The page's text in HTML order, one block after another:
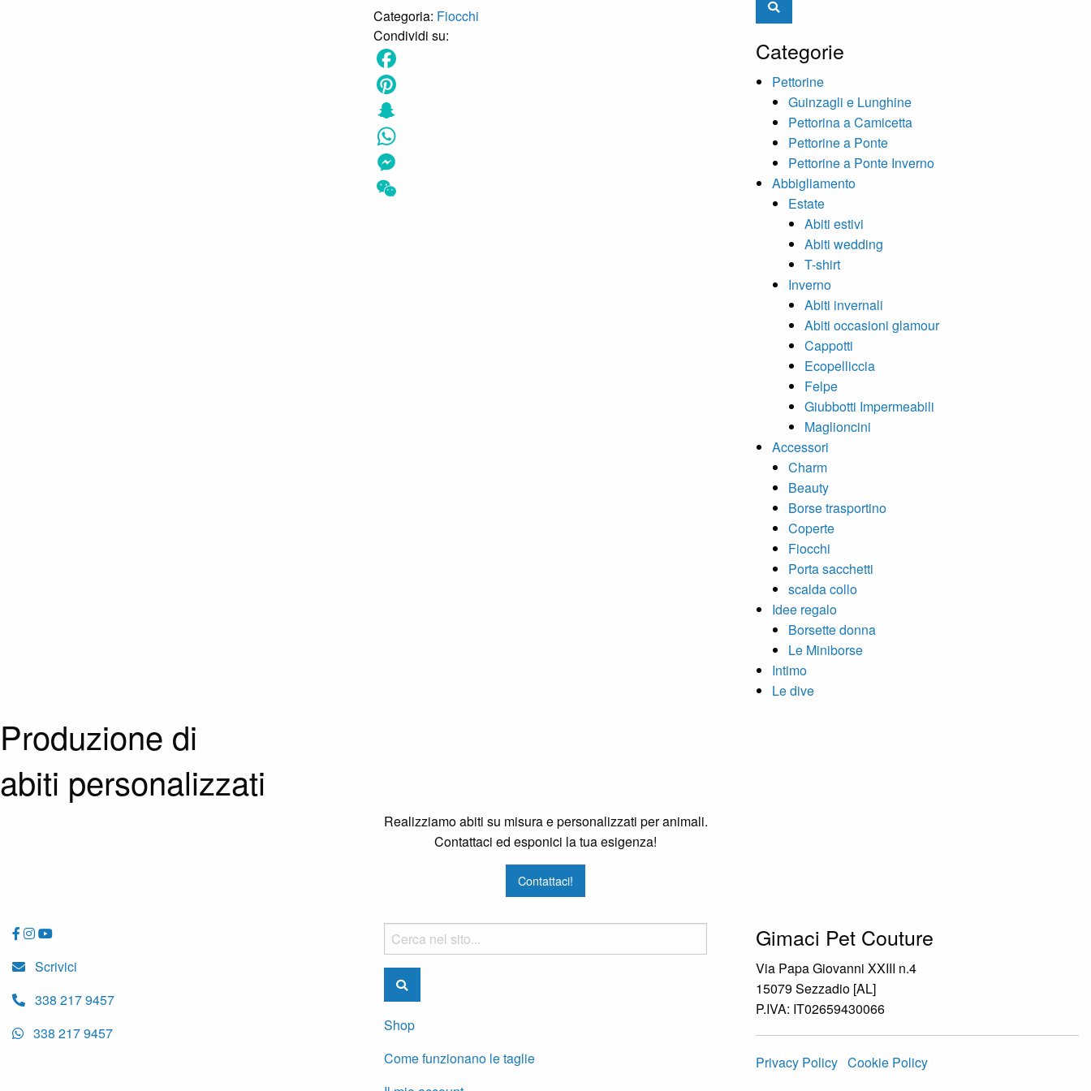
Categoria: Fiocchi
Condividi su:
Facebook
Pinterest
Snapchat
WhatsApp
Messenger
Categorie
Pettorine
Guinzagli e Lunghine
Pettorina a Camicetta
Pettorine a Ponte
Pettorine a Ponte Inverno
Abbigliamento
Estate
Abiti estivi
Abiti wedding
T-shirt
Inverno
Abiti invernali
Abiti occasioni glamour
Cappotti
Ecopelliccia
Felpe
Giubbotti Impermeabili
Maglioncini
Accessori
Charm
Beauty
Borse trasportino
Coperte
Fiocchi
Porta sacchetti
scalda collo
Idee regalo
Borsette donna
Le Miniborse
Intimo
Le dive
Produzione di
abiti personalizzati
Realizziamo abiti su misura e personalizzati per animali.
Contattaci ed esponici la tua esigenza!
Contattaci!
Scrivici
338 217 9457
338 217 9457
Shop
Come funzionano le taglie
Gimaci Pet Couture
Via Papa Giovanni XXIII n.4
15079 Sezzadio [AL]
P.IVA: IT02659430066
Privacy Policy Cookie Policy